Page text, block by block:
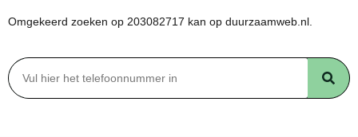
Omgekeerd zoeken op 203082717 kan op duurzaamweb.nl.